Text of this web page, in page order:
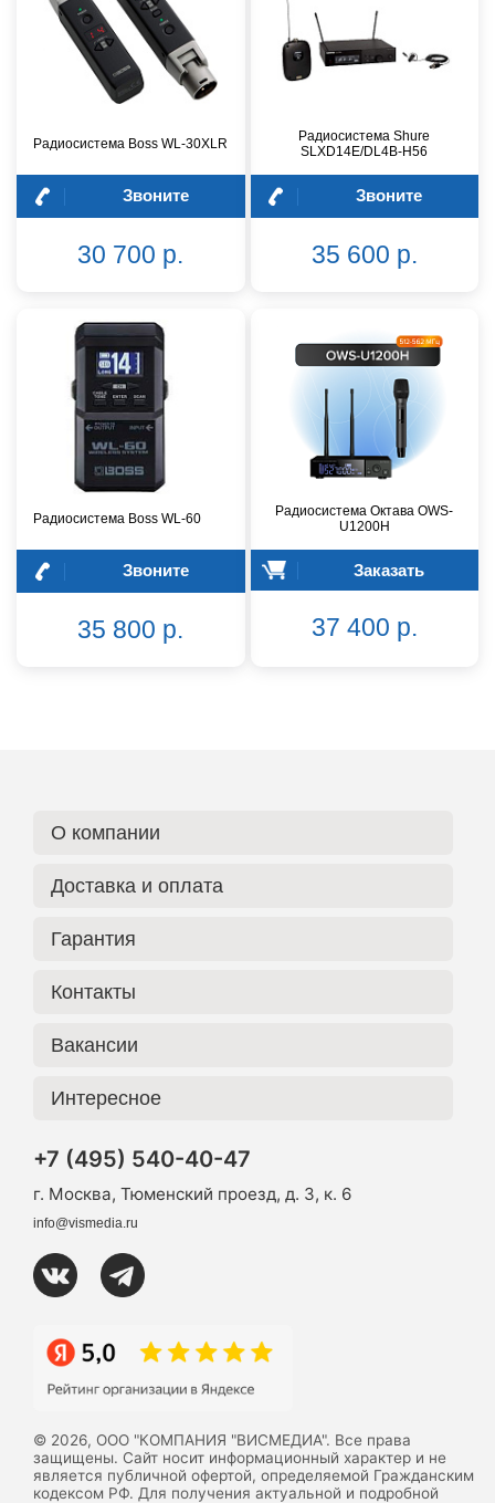
Радиосистема Boss WL-30XLR
Звоните
30 700 р.
Радиосистема Shure
SLXD14E/DL4B-H56
Звоните
35 600 р.
Радиосистема Boss WL-60
Звоните
35 800 р.
Радиосистема Октава OWS-
U1200H
Заказать
37 400 р.
О компании
Доставка и оплата
Гарантия
Контакты
Вакансии
Интересное
+7 (495) 540-40-47
г. Москва, Тюменский проезд, д. 3, к. 6
info@vismedia.ru
© 2026, ООО "КОМПАНИЯ "ВИСМЕДИА". Все права
защищены. Сайт носит информационный характер и не
является публичной офертой, определяемой Гражданским
кодексом РФ. Для получения актуальной и подробной